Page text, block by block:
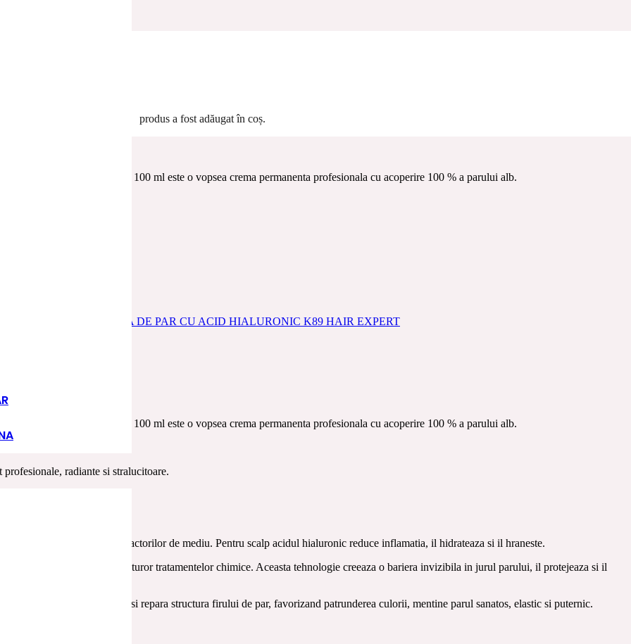
produs a fost adăugat în coș.
PAR
CU ACID HIALURONIC K89 HAIR EXPERT BLOND INCHIS
ciocolatiu cenusiu 6.81 100 ml este o vopsea crema permanenta profesionala cu acoperire 100 % a parului alb.
VOPSEA DE PAR CU ACID HIALURONIC K89 HAIR EXPERT
ciocolatiu cenusiu 6.81 100 ml este o vopsea crema permanenta profesionala cu acoperire 100 % a parului alb.
radiante si stralucitoare.
si a efectelor nedorite a factorilor de mediu. Pentru scalp acidul hialuronic reduce inflamatia, il hidrateaza si il hraneste.
parul in timpul tuturor tratamentelor chimice. Aceasta tehnologie creeaza o bariera invizibila in jurul parului, il protejeaza si il
si vitamine care hraneste si repara structura firului de par, favorizand patrunderea culorii, mentine parul sanatos, elastic si puternic.